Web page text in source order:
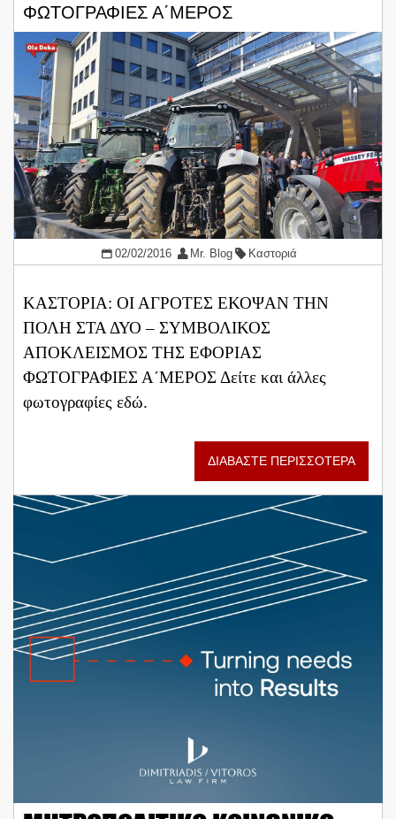
ΦΩΤΟΓΡΑΦΙΕΣ Α΄ΜΕΡΟΣ
02/02/2016 Mr. Blog Καστοριά
ΚΑΣΤΟΡΙΑ: ΟΙ ΑΓΡΟΤΕΣ ΕΚΟΨΑΝ ΤΗΝ
ΠΟΛΗ ΣΤΑ ΔΥΟ – ΣΥΜΒΟΛΙΚΟΣ
ΑΠΟΚΛΕΙΣΜΟΣ ΤΗΣ ΕΦΟΡΙΑΣ
ΦΩΤΟΓΡΑΦΙΕΣ Α΄ΜΕΡΟΣ Δείτε και άλλες
φωτογραφίες εδώ.
ΔΙΑΒΑΣΤΕ ΠΕΡΙΣΣΟΤΕΡΑ